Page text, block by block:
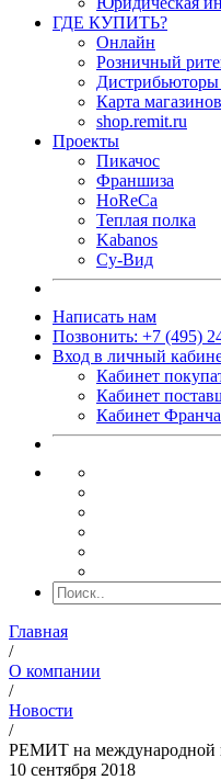
ГДЕ КУПИТЬ?
Онлайн
Розничный
Дистрибьюторы
Карта магазинов
shop.remit.ru
Проекты
Пикачос
Франшиза
HoReCa
Теплая полка
Kabanos
Су-Вид
Написать нам
Позвонить: +7 (495)
Вход в личный
Кабинет
Кабинет
Кабинет
Главная
/
О компании
/
Новости
/
РЕМИТ на международной
10 сентября 2018